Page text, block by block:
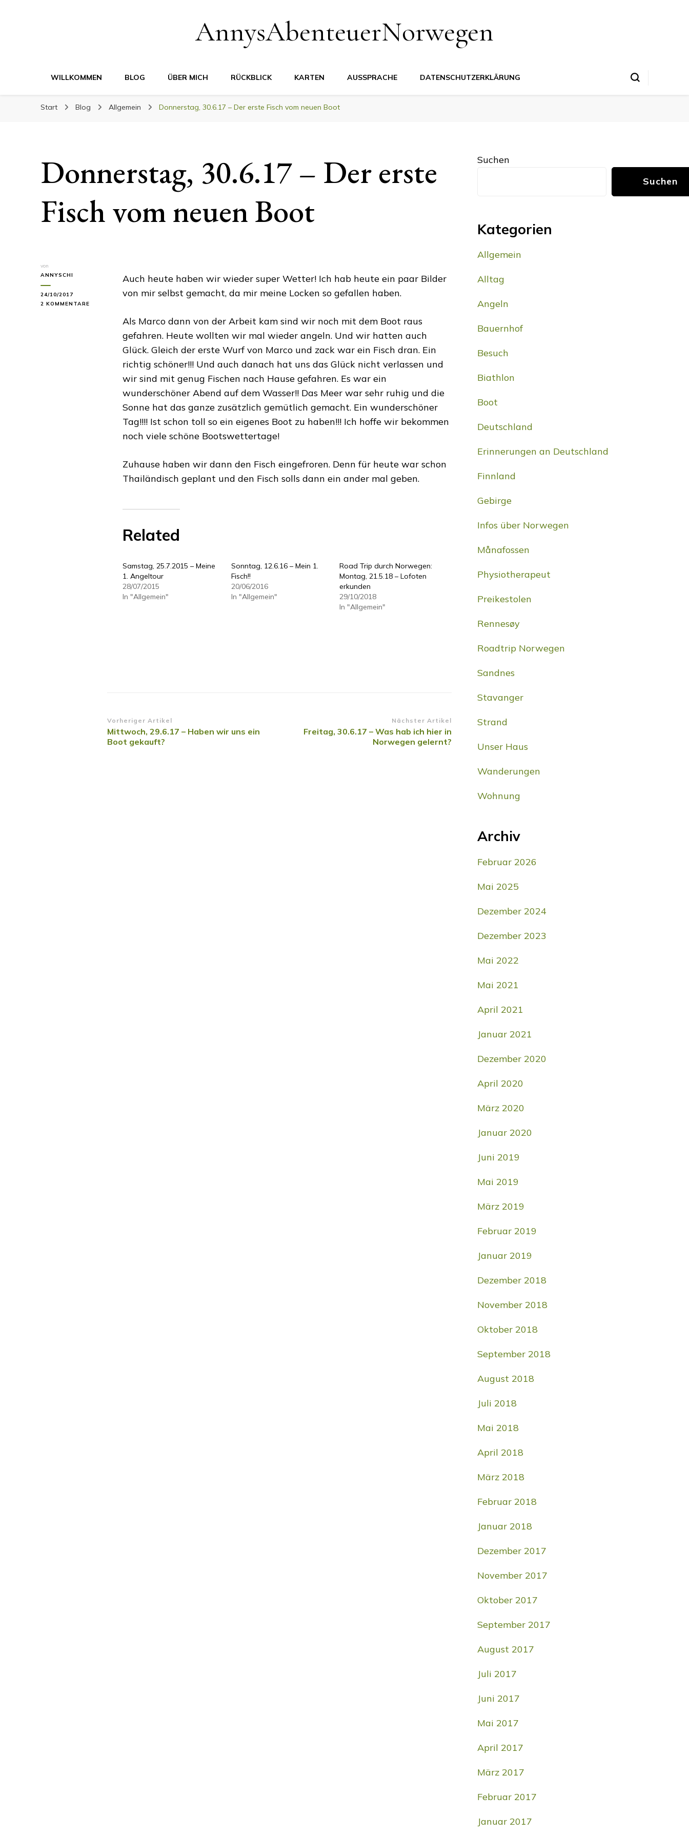
AnnysAbenteuerNorwegen
WILLKOMMEN BLOG ÜBER MICH RÜCKBLICK KARTEN AUSSPRACHE DATENSCHUTZERKLÄRUNG
Start Blog Allgemein Donnerstag, 30.6.17 – Der erste Fisch vom neuen Boot
Donnerstag, 30.6.17 – Der erste
Fisch vom neuen Boot
von
ANNYSCHI
24/10/2017
2 KOMMENTARE
Auch heute haben wir wieder super Wetter! Ich hab heute ein paar Bilder
von mir selbst gemacht, da mir meine Locken so gefallen haben.
Als Marco dann von der Arbeit kam sind wir noch mit dem Boot raus
gefahren. Heute wollten wir mal wieder angeln. Und wir hatten auch
Glück. Gleich der erste Wurf von Marco und zack war ein Fisch dran. Ein
richtig schöner!!! Und auch danach hat uns das Glück nicht verlassen und
wir sind mit genug Fischen nach Hause gefahren. Es war ein
wunderschöner Abend auf dem Wasser!! Das Meer war sehr ruhig und die
Sonne hat das ganze zusätzlich gemütlich gemacht. Ein wunderschöner
Tag!!!! Ist schon toll so ein eigenes Boot zu haben!!! Ich hoffe wir bekommen
noch viele schöne Bootswettertage!
Zuhause haben wir dann den Fisch eingefroren. Denn für heute war schon
Thailändisch geplant und den Fisch solls dann ein ander mal geben.
Related
Samstag, 25.7.2015 – Meine
1. Angeltour
28/07/2015
In "Allgemein"
Sonntag, 12.6.16 – Mein 1.
Fisch!!
20/06/2016
In "Allgemein"
Road Trip durch Norwegen:
Montag, 21.5.18 – Lofoten
erkunden
29/10/2018
In "Allgemein"
Beitragsnavigation
Vorheriger Artikel
Mittwoch, 29.6.17 – Haben wir uns ein
Boot gekauft?
Nächster Artikel
Freitag, 30.6.17 – Was hab ich hier in
Norwegen gelernt?
Suchen
Suchen
Kategorien
Allgemein
Alltag
Angeln
Bauernhof
Besuch
Biathlon
Boot
Deutschland
Erinnerungen an Deutschland
Finnland
Gebirge
Infos über Norwegen
Månafossen
Physiotherapeut
Preikestolen
Rennesøy
Roadtrip Norwegen
Sandnes
Stavanger
Strand
Unser Haus
Wanderungen
Wohnung
Archiv
Februar 2026
Mai 2025
Dezember 2024
Dezember 2023
Mai 2022
Mai 2021
April 2021
Januar 2021
Dezember 2020
April 2020
März 2020
Januar 2020
Juni 2019
Mai 2019
März 2019
Februar 2019
Januar 2019
Dezember 2018
November 2018
Oktober 2018
September 2018
August 2018
Juli 2018
Mai 2018
April 2018
März 2018
Februar 2018
Januar 2018
Dezember 2017
November 2017
Oktober 2017
September 2017
August 2017
Juli 2017
Juni 2017
Mai 2017
April 2017
März 2017
Februar 2017
Januar 2017